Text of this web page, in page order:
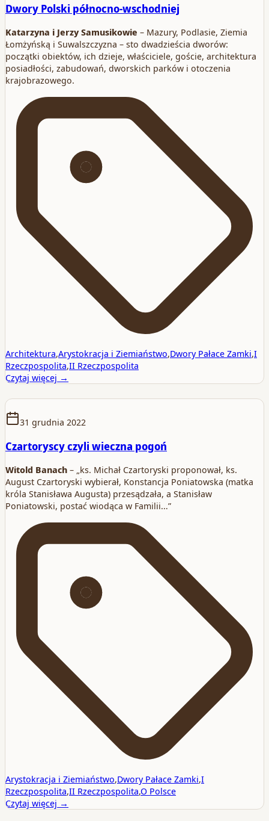
Dwory Polski północno-wschodniej
Katarzyna i Jerzy Samusikowie – Mazury, Podlasie, Ziemia
Łomżyńską i Suwalszczyzna – sto dwadzieścia dworów:
początki obiektów, ich dzieje, właściciele, goście, architektura
posiadłości, zabudowań, dworskich parków i otoczenia
krajobrazowego.
Architektura,Arystokracja i Ziemiaństwo,Dwory Pałace Zamki,I
Rzeczpospolita,II Rzeczpospolita
Czytaj więcej →
31 grudnia 2022
Czartoryscy czyli wieczna pogoń
Witold Banach – „ks. Michał Czartoryski proponował, ks.
August Czartoryski wybierał, Konstancja Poniatowska (matka
króla Stanisława Augusta) przesądzała, a Stanisław
Poniatowski, postać wiodąca w Familii…”
Arystokracja i Ziemiaństwo,Dwory Pałace Zamki,I
Rzeczpospolita,II Rzeczpospolita,O Polsce
Czytaj więcej →